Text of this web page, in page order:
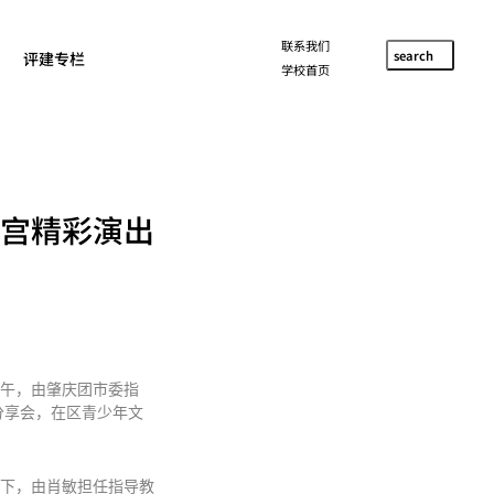
评建专栏
联系我们
学校首页
search
精彩演出
，由肇庆团市委指
会，在区青少年文
，由肖敏担任指导教